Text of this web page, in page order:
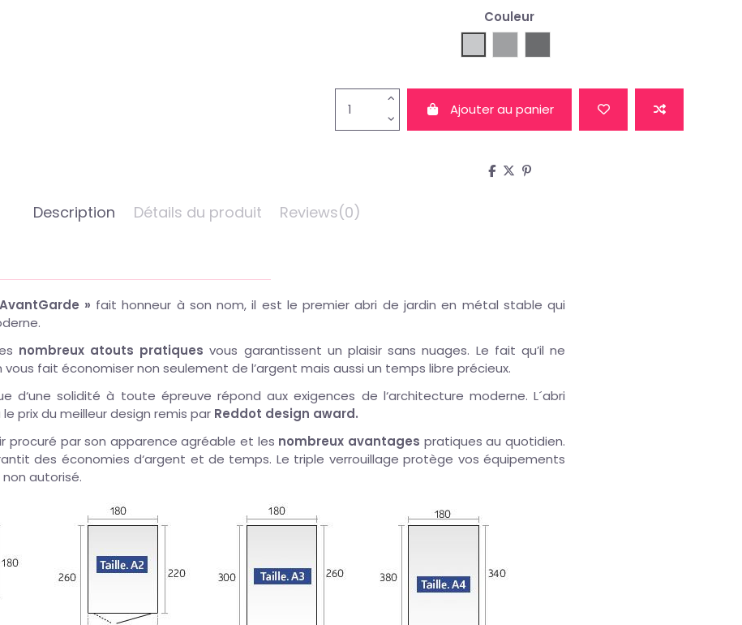
Couleur
Ajouter au panier
Description Détails du produit Reviews(0)
» fait honneur à son nom, il est le premier abri de jardin en métal stable qui
nombreux atouts pratiquesvous garantissent un plaisir sans nuages. Le fait qu’il ne
fait économiser non seulement de l’argent mais aussi un temps libre précieux.
d‘une solidité à toute épreuve répond aux exigences de l‘architecture moderne. L´abri
prix du meilleur design remis par Reddot design award.
procuré par son apparence agréable et les nombreux avantages pratiques au quotidien.
des économies d‘argent et de temps. Le triple verrouillage protège vos équipements
autorisé.